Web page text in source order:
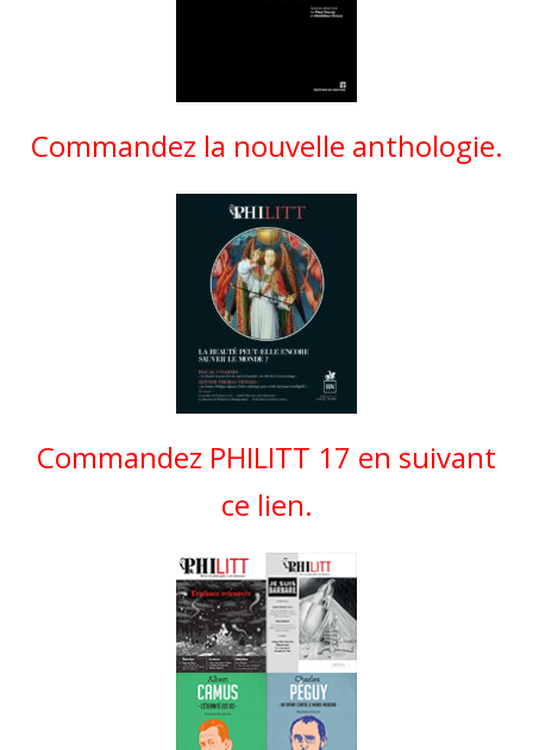
Commandez la nouvelle anthologie.
Commandez PHILITT 17 en suivant
ce lien.